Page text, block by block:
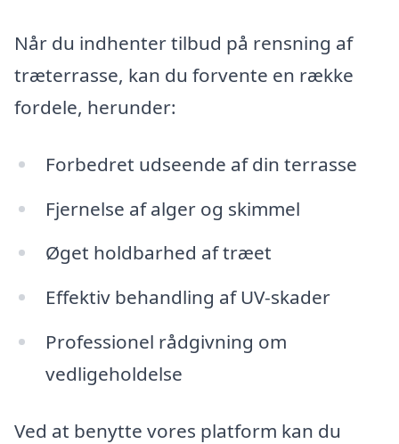
Når du indhenter tilbud på rensning af
træterrasse, kan du forvente en række
fordele, herunder:
Forbedret udseende af din terrasse
Fjernelse af alger og skimmel
Øget holdbarhed af træet
Effektiv behandling af UV-skader
Professionel rådgivning om
vedligeholdelse
Ved at benytte vores platform kan du